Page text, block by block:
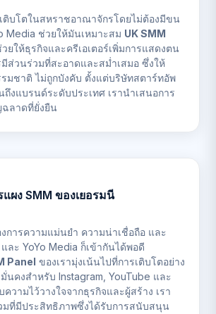
ติบโตในสหราชอาณาจักรโดยไม่ต้องมีขน
Media ช่วยให้มันเหมาะสม UK SMM
ยให้ธุรกิจและครีเอเตอร์เพิ่มการแสดงตน
ส่วนร่วมที่สะอาดและสม่ำเสมอ ซึ่งให้
มชาติ ไม่ถูกบังคับ ตั้งแต่บริษัทสตาร์ทอัพ
งแบรนด์ระดับประเทศ เรานำเสนอการ
ลาดที่ยั่งยืน
ผง SMM ของเยอรมนี
การความแม่นยำ ความน่าเชื่อถือ และ
ะ YoYo Media ก็เข้ากันได้พอดี
Panel ของเรามุ่งเน้นไปที่การเติบโตอย่าง
นคงสำหรับ Instagram, YouTube และ
วามไว้วางใจจากธุรกิจและผู้สร้าง เรา
มที่มีประสิทธิภาพซึ่งได้รับการสนับสนุน